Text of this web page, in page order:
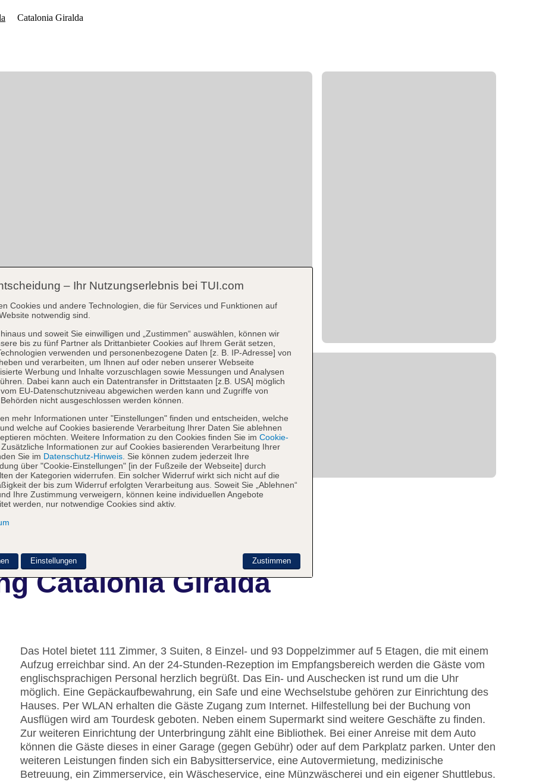
Catalonia Giralda
Das Hotel bietet 111 Zimmer, 3 Suiten, 8 Einzel- und 93 Doppelzimmer auf 5 Etagen, die mit einem
Aufzug erreichbar sind. An der 24-Stunden-Rezeption im Empfangsbereich werden die Gäste vom
englischsprachigen Personal herzlich begrüßt. Das Ein- und Auschecken ist rund um die Uhr
möglich. Eine Gepäckaufbewahrung, ein Safe und eine Wechselstube gehören zur Einrichtung des
Hauses. Per WLAN erhalten die Gäste Zugang zum Internet. Hilfestellung bei der Buchung von
Ausflügen wird am Tourdesk geboten. Neben einem Supermarkt sind weitere Geschäfte zu finden.
Zur weiteren Einrichtung der Unterbringung zählt eine Bibliothek. Bei einer Anreise mit dem Auto
können die Gäste dieses in einer Garage (gegen Gebühr) oder auf dem Parkplatz parken. Unter den
weiteren Leistungen finden sich ein Babysitterservice, eine Autovermietung, medizinische
Betreuung, ein Zimmerservice, ein Wäscheservice, eine Münzwäscherei und ein eigener Shuttlebus.
– Ihr Nutzungserlebnis bei TUI.com
Cookies und andere Technologien, die für Services und Funktionen auf
notwendig sind.
und soweit Sie einwilligen und „Zustimmen“ auswählen, können wir
bis zu fünf Partner als Drittanbieter Cookies auf Ihrem Gerät setzen,
verwenden und personenbezogene Daten [z. B. IP-Adresse] von
und verarbeiten, um Ihnen auf oder neben unserer Webseite
Werbung und Inhalte vorzuschlagen sowie Messungen und Analysen
Dabei kann auch ein Datentransfer in Drittstaaten [z.B. USA] möglich
EU-Datenschutzniveau abgewichen werden kann und Zugriffe von
nicht ausgeschlossen werden können.
mehr Informationen unter "Einstellungen" finden und entscheiden, welche
welche auf Cookies basierende Verarbeitung Ihrer Daten Sie ablehnen
möchten. Weitere Information zu den Cookies finden Sie im Cookie-
. Zusätzliche Informationen zur auf Cookies basierenden Verarbeitung Ihrer
Sie im Datenschutz-Hinweis . Sie können zudem jederzeit Ihre
über "Cookie-Einstellungen" [in der Fußzeile der Webseite] durch
der Kategorien widerrufen. Ein solcher Widerruf wirkt sich nicht auf die
der bis zum Widerruf erfolgten Verarbeitung aus. Soweit Sie „Ablehnen“
Ihre Zustimmung verweigern, können keine individuellen Angebote
werden, nur notwendige Cookies sind aktiv.
Zustimmen
Einstellungen